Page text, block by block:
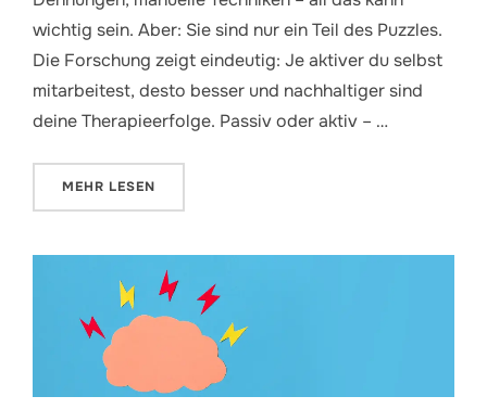
wichtig sein. Aber: Sie sind nur ein Teil des Puzzles.
Die Forschung zeigt eindeutig: Je aktiver du selbst
mitarbeitest, desto besser und nachhaltiger sind
deine Therapieerfolge. Passiv oder aktiv – …
MEHR ÜBER „ERWARTUNGEN IN DER PHYSIOTHERAPIE
LESEN